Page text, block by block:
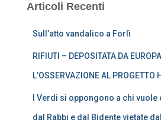
Articoli Recenti
Sull’atto vandalico a Forlì
RIFIUTI – DEPOSITATA DA
L’OSSERVAZIONE AL PROGETTO
I Verdi si oppongono a chi
dal Rabbi e dal Bidente vietate